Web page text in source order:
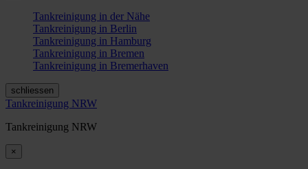
Tankreinigung in der Nähe
Tankreinigung in Berlin
Tankreinigung in Hamburg
Tankreinigung in Bremen
Tankreinigung in Bremerhaven
schliessen
Tankreinigung NRW
Tankreinigung NRW
×